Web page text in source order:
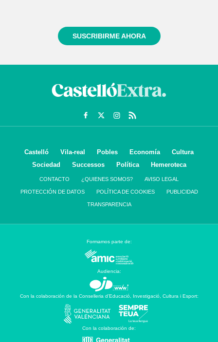
SUSCRIBIRME AHORA
Castelló Vila-real Pobles Economía
Cultura
Sociedad
Successos Política Hemeroteca
CONTACTO ¿QUIENES SOMOS? AVISO LEGAL
PROTECCIÓN DE DATOS POLÍTICA DE COOKIES PUBLICIDAD
TRANSPARENCIA
Formamos parte de:
Audiencia:
Con la colaboración de la Conselleria d’Educació, Investigació, Cultura i Esport:
Con la colaboración de: